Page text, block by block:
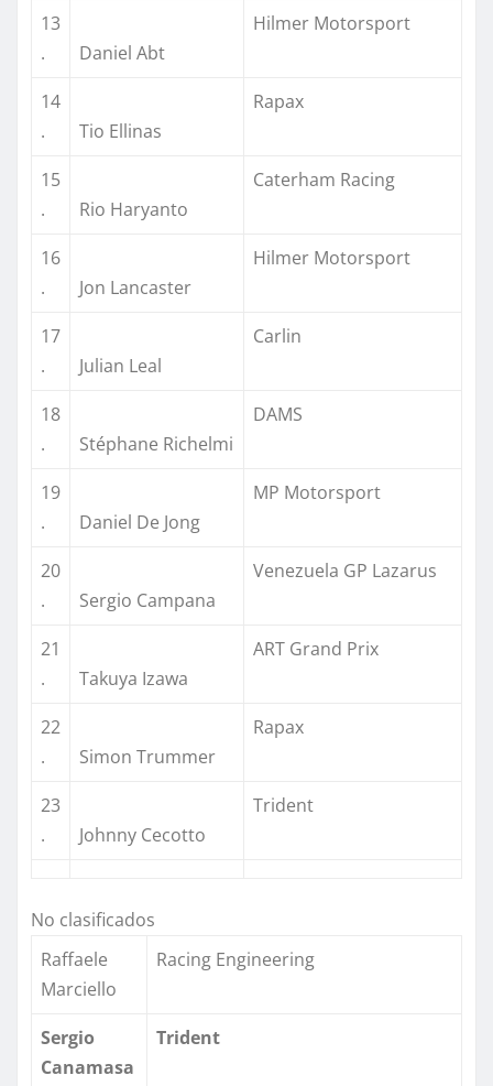
13
.
Daniel Abt
Hilmer Motorsport
14
.
Tio Ellinas
Rapax
15
.
Rio Haryanto
Caterham Racing
16
.
Jon Lancaster
Hilmer Motorsport
17
.
Julian Leal
Carlin
18
.
Stéphane Richelmi
DAMS
19
.
Daniel De Jong
MP Motorsport
20
.
Sergio Campana
Venezuela GP Lazarus
21
.
Takuya Izawa
ART Grand Prix
22
.
Simon Trummer
Rapax
23
.
Johnny Cecotto
Trident
No clasificados
Raffaele
Marciello
Racing Engineering
Sergio
Canamasa
Trident